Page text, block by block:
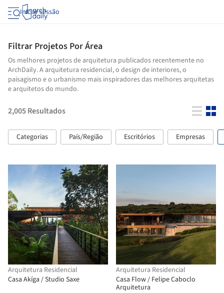
Iniciar sessão
Filtrar Projetos Por Área
Os melhores projetos de arquitetura publicados recentemente no
ArchDaily. A arquitetura residencial, o design de interiores, o
paisagismo e o urbanismo mais inspiradores das melhores arquitetas
e arquitetos do mundo.
2,005Resultados
Categorias País/Região Escritórios Empresas
Arquitetura Residencial
Casa Akíga / Studio Saxe
Arquitetura Residencial
Casa Flow / Felipe Caboclo
Arquitetura